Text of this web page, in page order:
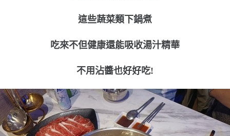
這些蔬菜類下鍋煮
吃來不但健康還能吸收湯汁精華
不用沾醬也好好吃!